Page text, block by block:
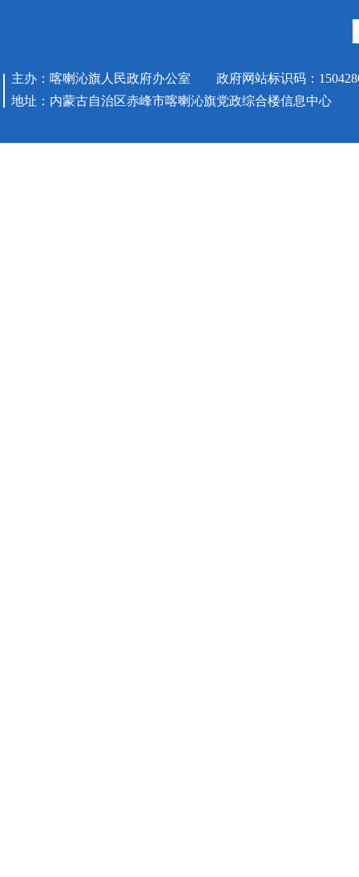
主办：喀喇沁旗人民政府办公室 政府网站标识码：
地址：内蒙古自治区赤峰市喀喇沁旗党政综合楼信息中心